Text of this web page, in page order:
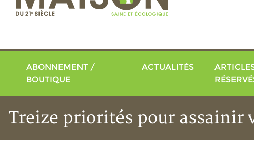
ABONNEMENT /
BOUTIQUE
ACTUALITÉS
Treize priorités pour assainir